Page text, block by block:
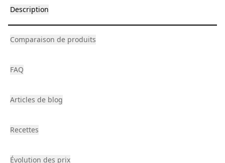
Description
Comparaison de produits
FAQ
Articles de blog
Recettes
Évolution des prix